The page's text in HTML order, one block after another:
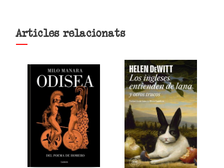
Articles relacionats